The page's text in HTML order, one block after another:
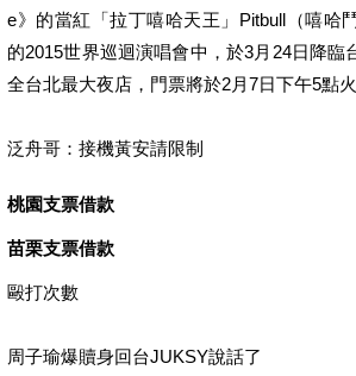
e》的當紅「拉丁嘻哈天王」Pitbull（嘻哈
的2015世界巡迴演唱會中，於3月24日降臨
全台北最大夜店，門票將於2月7日下午5點火
泛舟哥：接機黃安請限制
桃園支票借款
苗栗支票借款
毆打次數
周子瑜爆贖身回台JUKSY說話了